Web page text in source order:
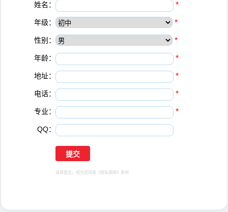
姓名： *
年级： *
性别： *
年龄： *
地址： *
电话： *
专业： *
QQ：
选择提交，视为您同意 《隐私保障》 条例